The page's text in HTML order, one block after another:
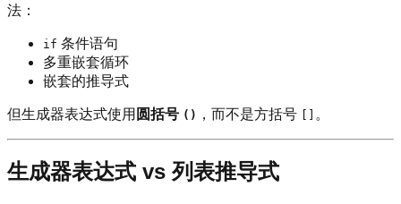
法：
if 条件语句
多重嵌套循环
嵌套的推导式
但生成器表达式使用 圆括号 () ，而不是方括号 [] 。
生成器表达式 vs 列表推导式